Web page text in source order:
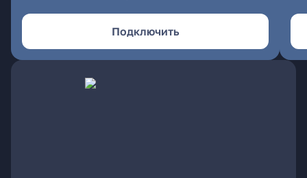
Подключить